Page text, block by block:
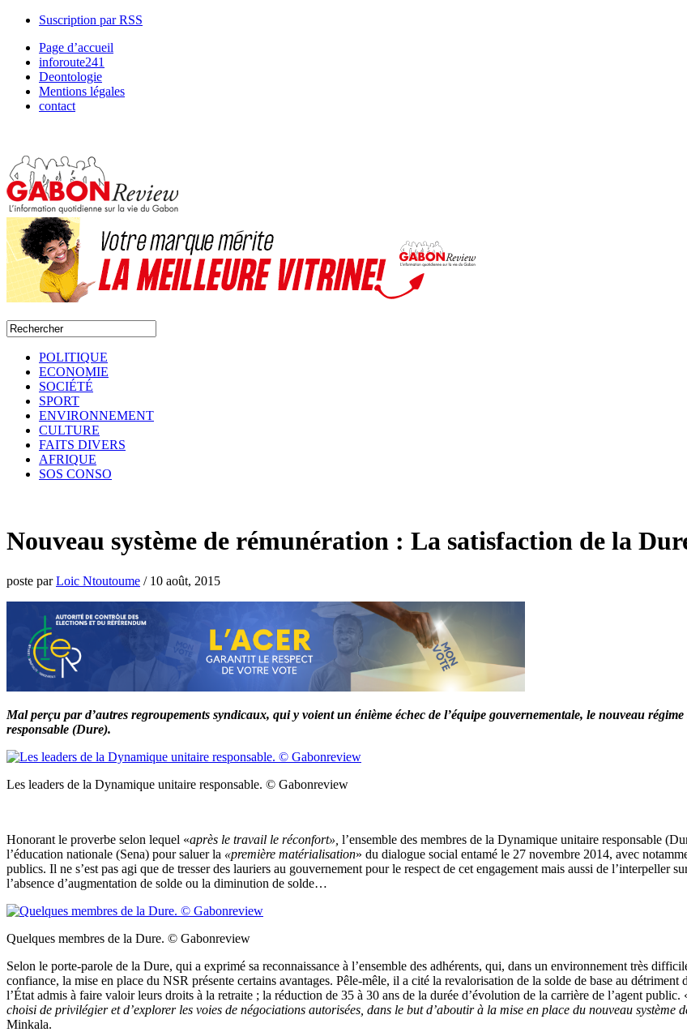
Suscription par RSS
Page d’accueil
inforoute241
Deontologie
Mentions légales
contact
POLITIQUE
ECONOMIE
SOCIÉTÉ
SPORT
ENVIRONNEMENT
CULTURE
FAITS DIVERS
AFRIQUE
SOS CONSO
Nouveau système de rémunération : La satisfaction de la
poste parLoic Ntoutoume / 10 août, 2015
Mal perçu par d’autres regroupements syndicaux, qui y voient un énième échec de l’équipe gouvernementale, le nouveau
responsable (Dure).
Les leaders de la Dynamique unitaire responsable. © Gabonreview
Honorant le proverbe selon lequel «après le travail le réconfort», l’ensemble des membres de la Dynamique unitaire responsable
l’éducation nationale (Sena) pour saluer la «première matérialisation» du dialogue social entamé le 27 novembre 2014, avec
publics. Il ne s’est pas agi que de tresser des lauriers au gouvernement pour le respect de cet engagement mais aussi de l’interpeller
l’absence d’augmentation de solde ou la diminution de solde…
Quelques membres de la Dure. © Gabonreview
Selon le porte-parole de la Dure, qui a exprimé sa reconnaissance à l’ensemble des adhérents, qui, dans un environnement très
confiance, la mise en place du NSR présente certains avantages. Pêle-mêle, il a cité la revalorisation de la solde de base au détriment
l’État admis à faire valoir leurs droits à la retraite ; la réduction de 35 à 30 ans de la durée d’évolution de la carrière de l’agent public.
choisi de privilégier et d’explorer les voies de négociations autorisées, dans le but d’aboutir à la mise en place du nouveau
Minkala.